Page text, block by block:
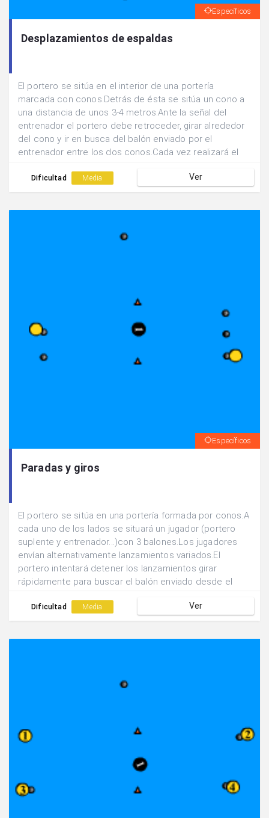
Específicos
Desplazamientos de espaldas
El portero se sitúa en el interior de una portería
marcada con conos.Detrás de ésta se sitúa un cono a
una distancia de unos 3-4 metros.Ante la señal del
entrenador el portero debe retroceder, girar alrededor
del cono y ir en busca del balón enviado por el
entrenador entre los dos conos.Cada vez realizará el
Dificultad Media Ver
Específicos
Paradas y giros
El portero se sitúa en una portería formada por conos.A
cada uno de los lados se situará un jugador (portero
suplente y entrenador...)con 3 balones.Los jugadores
envían alternativamente lanzamientos variados.El
portero intentará detener los lanzamientos girar
rápidamente para buscar el balón enviado desde el
Dificultad Media Ver